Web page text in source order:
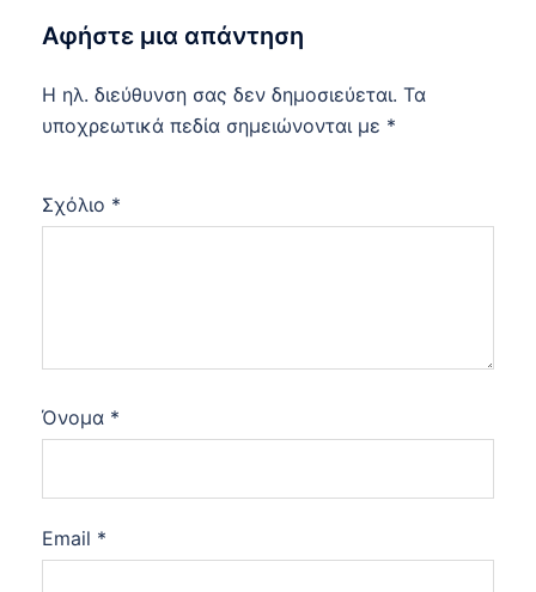
Αφήστε μια απάντηση
Η ηλ. διεύθυνση σας δεν δημοσιεύεται. Τα
υποχρεωτικά πεδία σημειώνονται με *
Σχόλιο *
Όνομα *
Email *